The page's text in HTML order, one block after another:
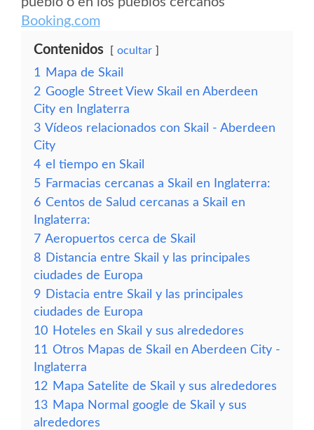
Booking.com
Contenidos ocultar
1
Mapa de Skail
2 Google Street View Skail en Aberdeen
City en Inglaterra
3 Vídeos relacionados con Skail - Aberdeen
City
4 el tiempo en Skail
5 Farmacias cercanas a Skail en Inglaterra:
6 Centos de Salud cercanas a Skail en
Inglaterra:
7 Aeropuertos cerca de Skail
8 Distancia entre Skail y las principales
ciudades de Europa
9 Distacia entre Skail y las principales
ciudades de Europa
10 Hoteles en Skail y sus alrededores
11 Otros Mapas de Skail en Aberdeen City -
Inglaterra
12 Mapa Satelite de Skail y sus alrededores
13 Mapa Normal google de Skail y sus
alrededores